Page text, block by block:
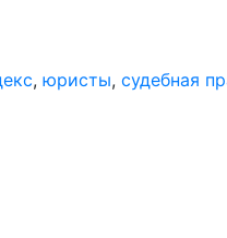
, юристы, судебная